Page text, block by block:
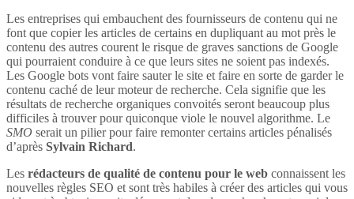
Les entreprises qui embauchent des fournisseurs de contenu qui ne
font que copier les articles de certains en dupliquant au mot près le
contenu des autres courent le risque de graves sanctions de Google
qui pourraient conduire à ce que leurs sites ne soient pas indexés.
Les Google bots vont faire sauter le site et faire en sorte de garder le
contenu caché de leur moteur de recherche. Cela signifie que les
résultats de recherche organiques convoités seront beaucoup plus
difficiles à trouver pour quiconque viole le nouvel algorithme. Le
SMO serait un pilier pour faire remonter certains articles pénalisés
d’après Sylvain Richard.
Les rédacteurs de qualité de contenu pour le web connaissent les
nouvelles règles SEO et sont très habiles à créer des articles qui vous